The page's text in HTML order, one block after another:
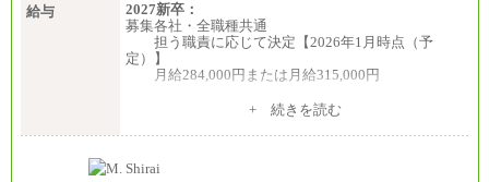
給与
2027新卒：
募集各社・全職種共通
担う職責に応じて決定【2026年1月時点（予
定）】
月給284,000円または月給315,000円
※入社後早期から、自律的な業務遂行が求めら
す。
い職責を担う方については、さらに高い金額を個別
+ 続きを読む